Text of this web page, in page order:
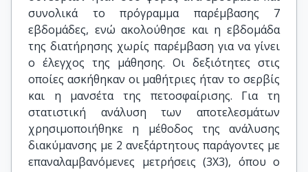
συνολικά το πρόγραμμα παρέμβασης 7
εβδομάδες, ενώ ακολούθησε και η εβδομάδα
της διατήρησης χωρίς παρέμβαση για να γίνει
ο έλεγχος της μάθησης. Οι δεξιότητες στις
οποίες ασκήθηκαν οι μαθήτριες ήταν το σερβίς
και η μανσέτα της πετοσφαίρισης. Για τη
στατιστική ανάλυση των αποτελεσμάτων
χρησιμοποιήθηκε η μέθοδος της ανάλυσης
διακύμανσης με 2 ανεξάρτητους παράγοντες με
επαναλαμβανόμενες μετρήσεις (3Χ3), όπου ο